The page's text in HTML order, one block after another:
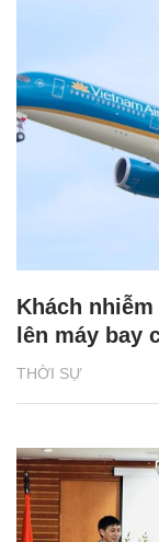
THỜI SỰ
Khách
lên máy bay